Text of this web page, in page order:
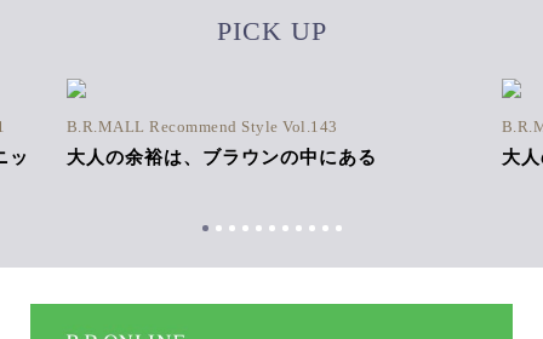
PICK UP
ッ
B.R.MALL Recommend Style Vol.143
大人の余裕は、ブラウンの中にある 大